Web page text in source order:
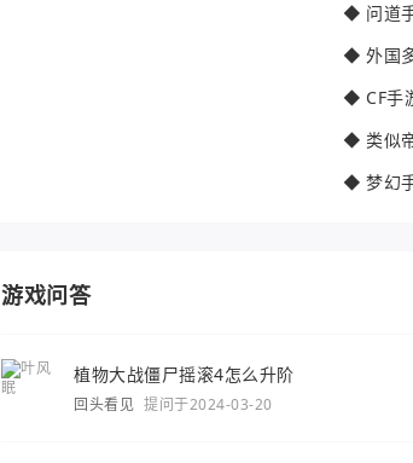
◆ 问道
◆ 外国
◆ CF手
◆ 类似
◆ 梦幻
游戏问答
植物大战僵尸摇滚4怎么升阶
回头看见 提问于2024-03-20